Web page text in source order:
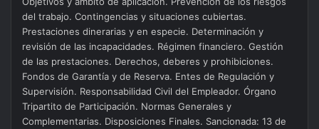
del trabajo. Contingencias y situaciones cubiertas.
Prestaciones dinerarias y en especie. Determinación y
revisión de las incapacidades. Régimen financiero. Gestión
de las prestaciones. Derechos, deberes y prohibiciones.
Fondos de Garantía y de Reserva. Entes de Regulación y
Supervisión. Responsabilidad Civil del Empleador. Órgano
Tripartito de Participación. Normas Generales y
Complementarias. Disposiciones Finales. Sancionada: 13 de